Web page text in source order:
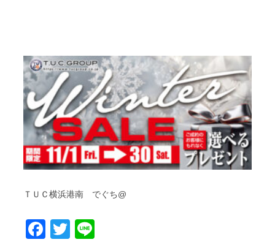
ＴＵＣ横浜港南 でぐち@
Facebook
Twitter